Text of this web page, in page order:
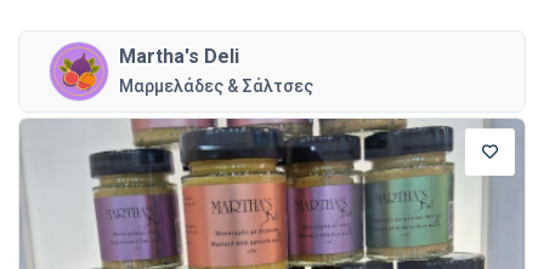
Martha's Deli
Μαρμελάδες & Σάλτσες